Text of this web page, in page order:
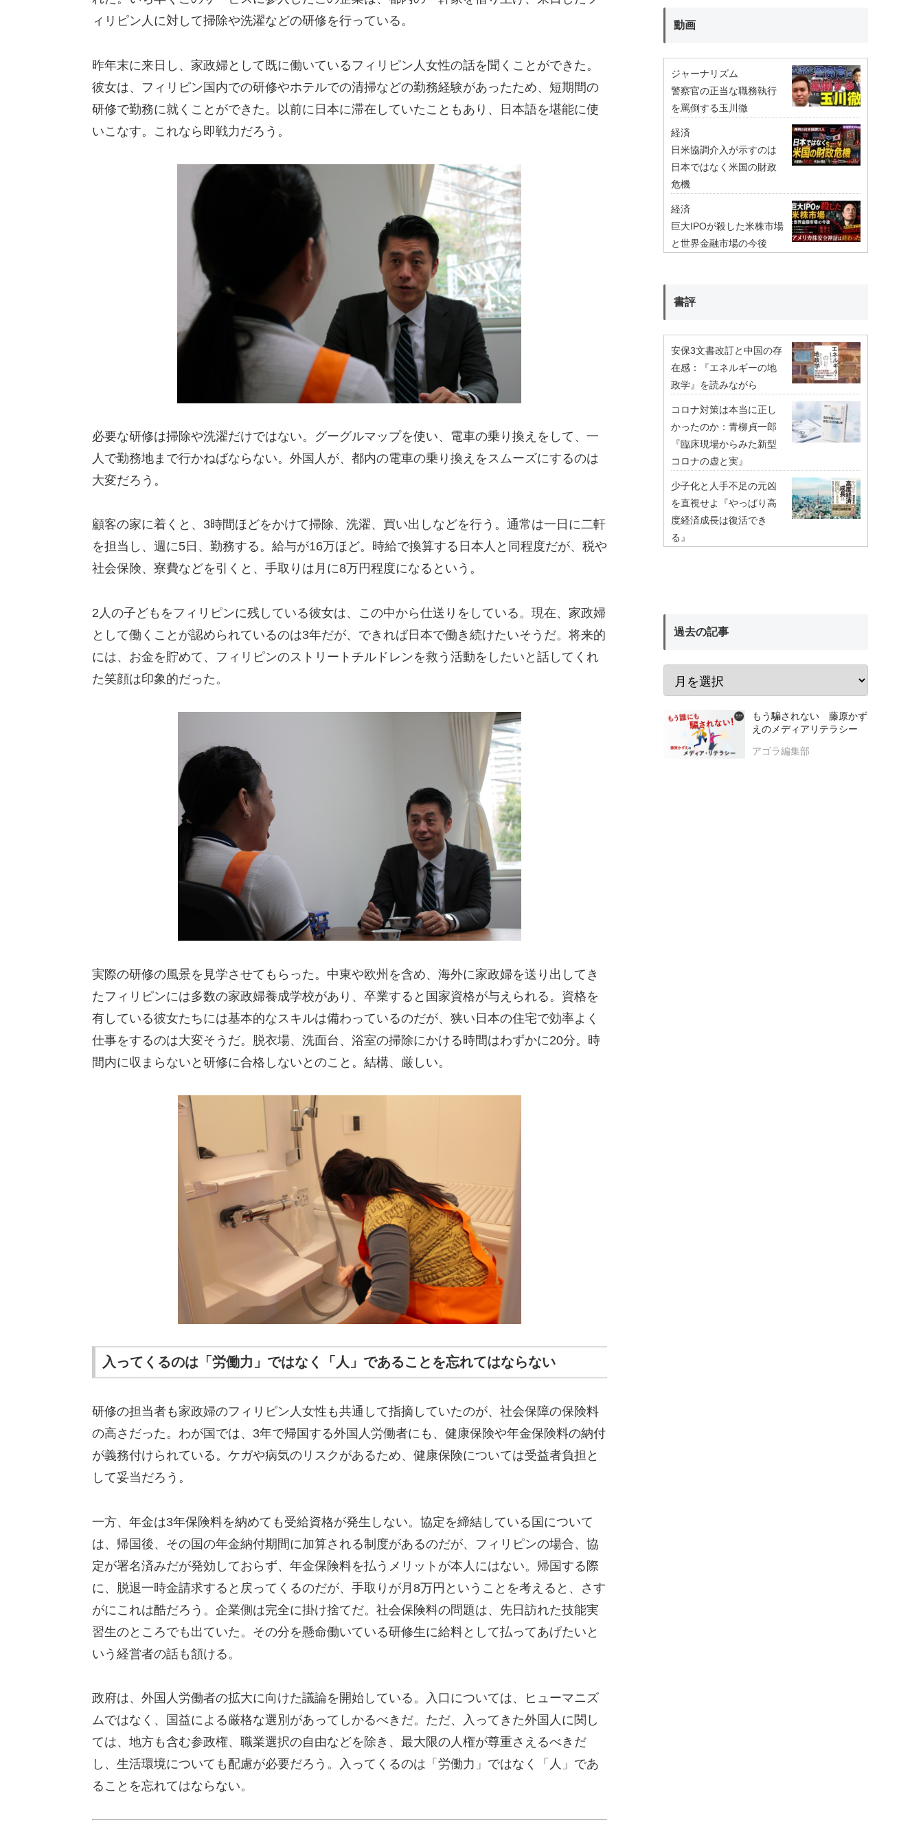
ィリピン人に対して掃除や洗濯などの研修を行っている。
昨年末に来日し、家政婦として既に働いているフィリピン人女性の話を聞くことができた。
彼女は、フィリピン国内での研修やホテルでの清掃などの勤務経験があったため、短期間の
研修で勤務に就くことができた。以前に日本に滞在していたこともあり、日本語を堪能に使
いこなす。これなら即戦力だろう。
必要な研修は掃除や洗濯だけではない。グーグルマップを使い、電車の乗り換えをして、一
人で勤務地まで行かねばならない。外国人が、都内の電車の乗り換えをスムーズにするのは
大変だろう。
顧客の家に着くと、3時間ほどをかけて掃除、洗濯、買い出しなどを行う。通常は一日に二軒
を担当し、週に5日、勤務する。給与が16万ほど。時給で換算する日本人と同程度だが、税や
社会保険、寮費などを引くと、手取りは月に8万円程度になるという。
2人の子どもをフィリピンに残している彼女は、この中から仕送りをしている。現在、家政婦
として働くことが認められているのは3年だが、できれば日本で働き続けたいそうだ。将来的
には、お金を貯めて、フィリピンのストリートチルドレンを救う活動をしたいと話してくれ
た笑顔は印象的だった。
実際の研修の風景を見学させてもらった。中東や欧州を含め、海外に家政婦を送り出してき
たフィリピンには多数の家政婦養成学校があり、卒業すると国家資格が与えられる。資格を
有している彼女たちには基本的なスキルは備わっているのだが、狭い日本の住宅で効率よく
仕事をするのは大変そうだ。脱衣場、洗面台、浴室の掃除にかける時間はわずかに20分。時
間内に収まらないと研修に合格しないとのこと。結構、厳しい。
入ってくるのは「労働力」ではなく「人」であることを忘れてはならない
研修の担当者も家政婦のフィリピン人女性も共通して指摘していたのが、社会保障の保険料
の高さだった。わが国では、3年で帰国する外国人労働者にも、健康保険や年金保険料の納付
が義務付けられている。ケガや病気のリスクがあるため、健康保険については受益者負担と
して妥当だろう。
一方、年金は3年保険料を納めても受給資格が発生しない。協定を締結している国について
は、帰国後、その国の年金納付期間に加算される制度があるのだが、フィリピンの場合、協
定が署名済みだが発効しておらず、年金保険料を払うメリットが本人にはない。帰国する際
に、脱退一時金請求すると戻ってくるのだが、手取りが月8万円ということを考えると、さす
がにこれは酷だろう。企業側は完全に掛け捨てだ。社会保険料の問題は、先日訪れた技能実
習生のところでも出ていた。その分を懸命働いている研修生に給料として払ってあげたいと
いう経営者の話も頷ける。
政府は、外国人労働者の拡大に向けた議論を開始している。入口については、ヒューマニズ
ムではなく、国益による厳格な選別があってしかるべきだ。ただ、入ってきた外国人に関し
ては、地方も含む参政権、職業選択の自由などを除き、最大限の人権が尊重さえるべきだ
し、生活環境についても配慮が必要だろう。入ってくるのは「労働力」ではなく「人」であ
ることを忘れてはならない。
動画
ジャーナリズム
警察官の正当な職務執行
を罵倒する玉川徹
経済
日米協調介入が示すのは
日本ではなく米国の財政
危機
経済
巨大IPOが殺した米株市場
と世界金融市場の今後
書評
安保3文書改訂と中国の存
在感：『エネルギーの地
政学』を読みながら
コロナ対策は本当に正し
かったのか：青柳貞一郎
『臨床現場からみた新型
コロナの虚と実』
少子化と人手不足の元凶
を直視せよ『やっぱり高
度経済成長は復活でき
る』
過去の記事
もう騙されない 藤原かず
えのメディアリテラシー
アゴラ編集部